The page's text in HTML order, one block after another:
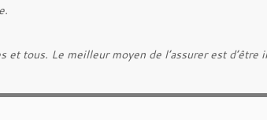
et tous. Le meilleur moyen de l’assurer est d’être